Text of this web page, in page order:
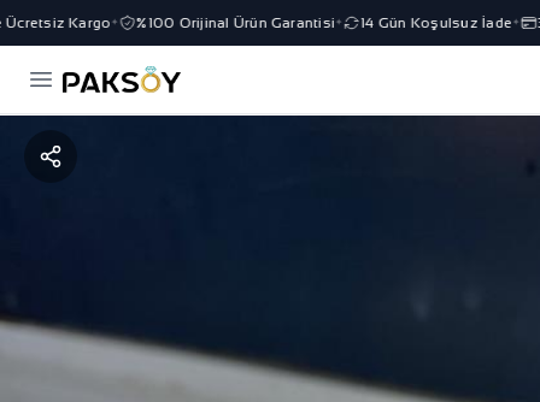
Kargo✦ %100 Orijinal Ürün Garantisi✦ 14 Gün Koşulsuz İade✦ 3